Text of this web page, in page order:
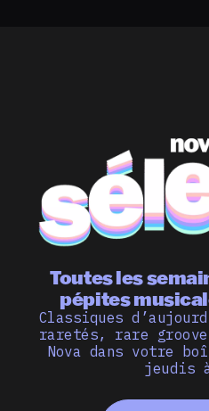
Toutes les
pépites
Classiques
raretés, rare
Nova dans votre
jeudis